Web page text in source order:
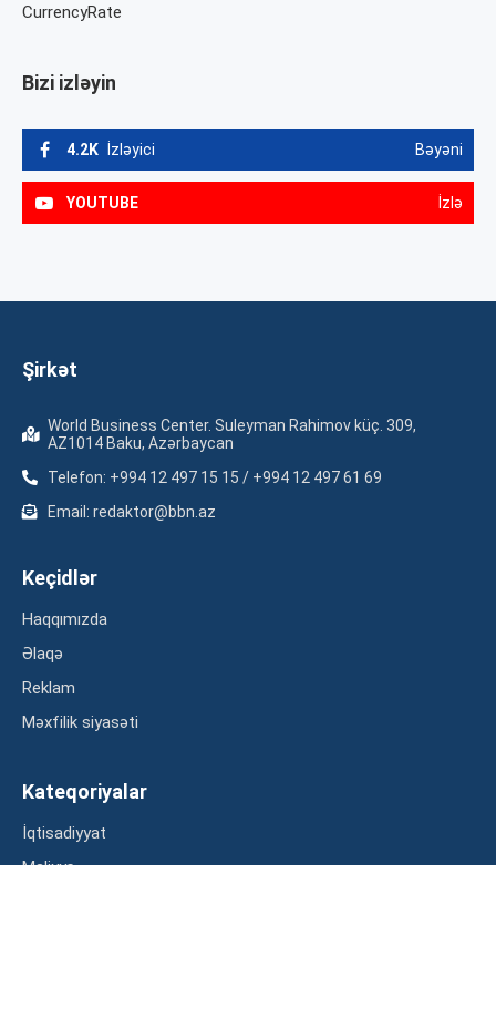
CurrencyRate
Bizi izləyin
4.2K İzləyici Bəyəni
YOUTUBE İzlə
Şirkət
World Business Center. Suleyman Rahimov küç. 309,
AZ1014 Baku, Azərbaycan
Telefon: +994 12 497 15 15 / +994 12 497 61 69
Email: redaktor@bbn.az
Keçidlər
Haqqımızda
Əlaqə
Reklam
Məxfilik siyasəti
Kateqoriyalar
İqtisadiyyat
Maliyyə